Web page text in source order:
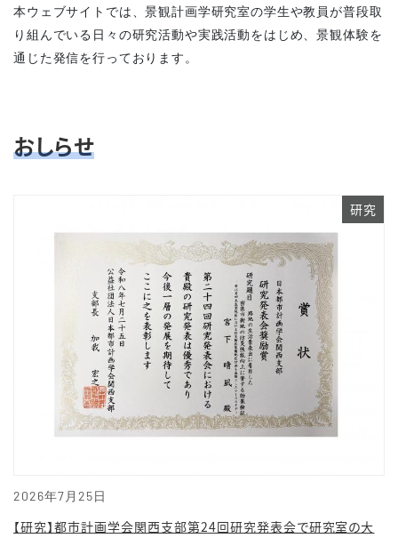
本ウェブサイトでは、景観計画学研究室の学生や教員が普段取
り組んでいる日々の研究活動や実践活動をはじめ、景観体験を
通じた発信を行っております。
おしらせ
2026年7月25日
研究
【研究】都市計画学会関西支部第24回研究発表会で研究室の大